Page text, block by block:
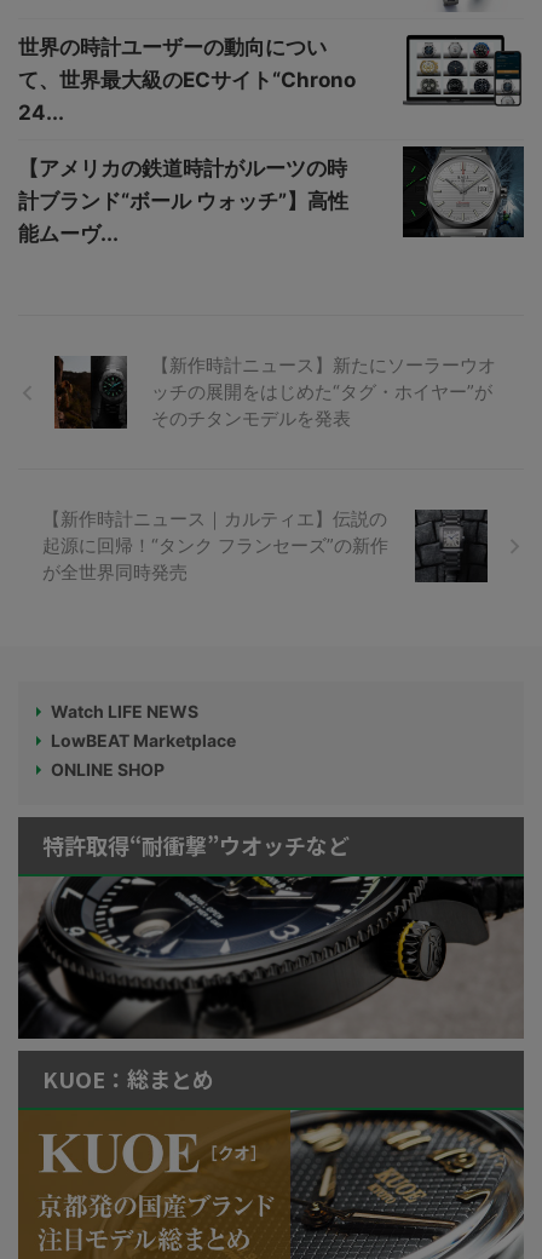
世界の時計ユーザーの動向につい
て、世界最大級のECサイト“Chrono
24...
【アメリカの鉄道時計がルーツの時
計ブランド“ボール ウォッチ”】高性
能ムーヴ...
【新作時計ニュース】新たにソーラーウオ
ッチの展開をはじめた“タグ・ホイヤー”が
そのチタンモデルを発表
【新作時計ニュース｜カルティエ】伝説の
起源に回帰！“タンク フランセーズ”の新作
が全世界同時発売
Watch LIFE NEWS
LowBEAT Marketplace
ONLINE SHOP
特許取得“耐衝撃”ウオッチなど
KUOE：総まとめ